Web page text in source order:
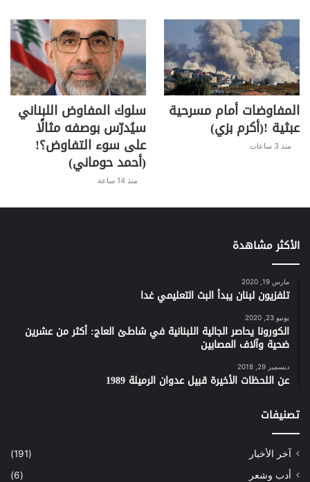
المفاوضات أمام مسرحية
عبثية !(أكرم بزي)
منذ 3 ساعات
سلوك المفاوض اللبناني
سيُدرّس بوصفه مثالًا
على سوء التفاوض؟!
(أحمد حوماني)
منذ 14 ساعة
الأكثر مشاهدة
مارس 19, 2020
تلفزيون لبنان يبدأ البث التعليمي غدا
يونيو 23, 2020
الكورونا يحاصر الجالية اللبنانية في شاطئ العاج: أكثر من عشرين
ضحية وآلاف المصابين
ديسمبر 29, 2018
عن اللحظات الأخيرة قبيل عدوان الرميلة 1989
تصنيفات
آخر الأخبار
(191)
أدب وشعر
(6)